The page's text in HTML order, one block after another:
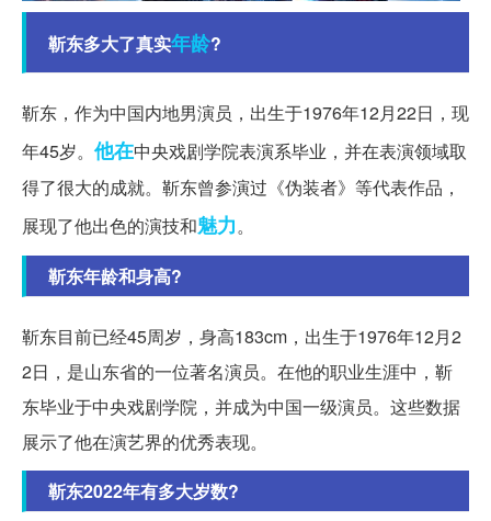
靳东多大了真实年龄?
靳东，作为中国内地男演员，出生于1976年12月22日，现
年45岁。 他在中央戏剧学院表演系毕业，并在表演领域取
得了很大的成就。靳东曾参演过《伪装者》等代表作品，
展现了他出色的演技和魅力。
靳东年龄和身高?
靳东目前已经45周岁，身高183cm，出生于1976年12月2
2日，是山东省的一位著名演员。在他的职业生涯中，靳
东毕业于中央戏剧学院，并成为中国一级演员。这些数据
展示了他在演艺界的优秀表现。
靳东2022年有多大岁数?